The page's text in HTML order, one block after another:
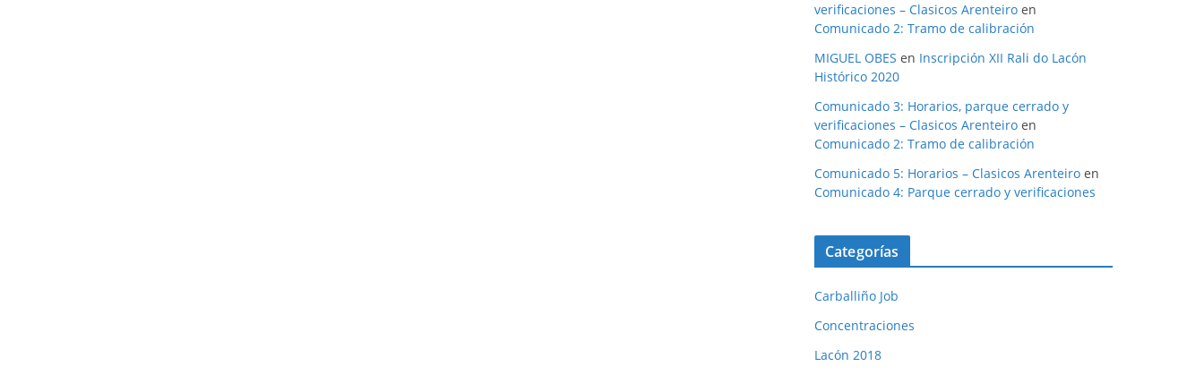
verificaciones – Clasicos Arenteiro en
Comunicado 2: Tramo de calibración
MIGUEL OBES en Inscripción XII Rali do Lacón
Histórico 2020
Comunicado 3: Horarios, parque cerrado y
verificaciones – Clasicos Arenteiro en
Comunicado 2: Tramo de calibración
Comunicado 5: Horarios – Clasicos Arenteiro en
Comunicado 4: Parque cerrado y verificaciones
Categorías
Carballiño Job
Concentraciones
Lacón 2018